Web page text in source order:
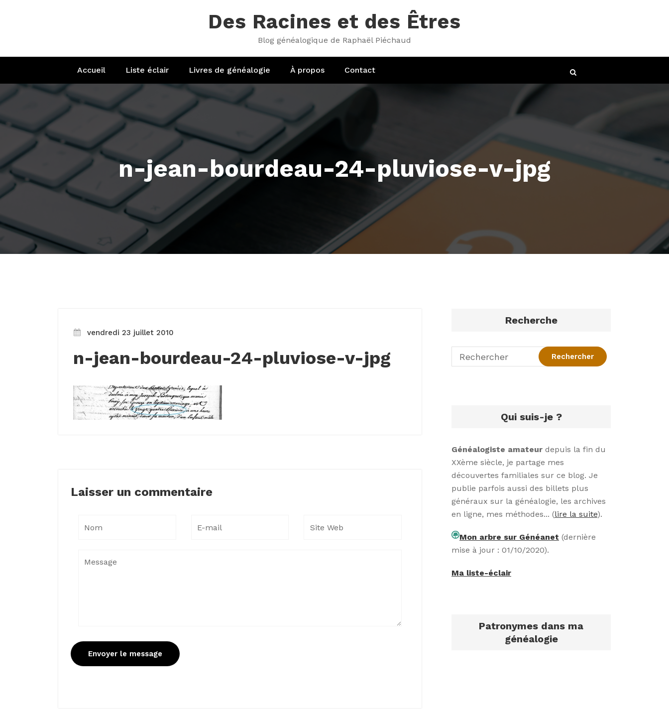
Des Racines et des Êtres
Blog généalogique de Raphaël Piéchaud
Accueil Liste éclair Livres de généalogie À propos Contact
n-jean-bourdeau-24-pluviose-v-jpg
vendredi 23 juillet 2010
n-jean-bourdeau-24-pluviose-v-jpg
Laisser un commentaire
Recherche
Qui suis-je ?
Généalogiste amateur depuis la fin du
XXème siècle, je partage mes
découvertes familiales sur ce blog. Je
publie parfois aussi des billets plus
généraux sur la généalogie, les archives
en ligne, mes méthodes... (lire la suite).
Mon arbre sur Généanet (dernière
mise à jour : 01/10/2020).
Ma liste-éclair
Patronymes dans ma
généalogie